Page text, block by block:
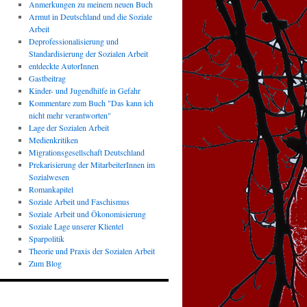
Anmerkungen zu meinem neuen Buch
Armut in Deutschland und die Soziale
Arbeit
Deprofessionalisierung und
Standardisierung der Sozialen Arbeit
entdeckte AutorInnen
Gastbeitrag
Kinder- und Jugendhilfe in Gefahr
Kommentare zum Buch "Das kann ich
nicht mehr verantworten"
Lage der Sozialen Arbeit
Medienkritiken
Migrationsgesellschaft Deutschland
Prekarisierung der MitarbeiterInnen im
Sozialwesen
Romankapitel
Soziale Arbeit und Faschismus
Soziale Arbeit und Ökonomisierung
Soziale Lage unserer Klientel
Sparpolitik
Theorie und Praxis der Sozialen Arbeit
Zum Blog